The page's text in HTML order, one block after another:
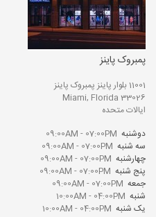
پمبروک پاینز
11001 بلوار پاینز پمبروک پاینز
Miami, Florida 33026
ایالات متحده
دوشنبه 09:00AM - 07:00PM
سه شنبه 09:00AM - 07:00PM
چهارشنبه 09:00AM - 07:00PM
پنج شنبه 09:00AM - 07:00PM
جمعه 09:00AM - 07:00PM
شنبه 10:00AM - 04:00PM
یک شنبه 10:00AM - 04:00PM